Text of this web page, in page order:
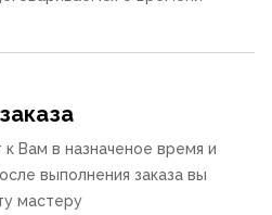
Вам в назначеное время и
выполнения заказа вы
мастеру